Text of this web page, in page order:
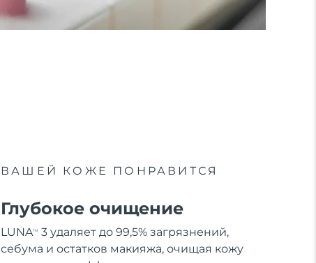
ВАШЕЙ КОЖЕ ПОНРАВИТСЯ
Глубокое очищение
LUNATM
3 удаляет до 99,5% загрязнений,
себума и остатков макияжа, очищая кожу